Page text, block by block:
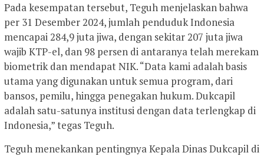
Pada kesempatan tersebut, Teguh menjelaskan bahwa
per 31 Desember 2024, jumlah penduduk Indonesia
mencapai 284,9 juta jiwa, dengan sekitar 207 juta jiwa
wajib KTP-el, dan 98 persen di antaranya telah merekam
biometrik dan mendapat NIK. “Data kami adalah basis
utama yang digunakan untuk semua program, dari
bansos, pemilu, hingga penegakan hukum. Dukcapil
adalah satu-satunya institusi dengan data terlengkap di
Indonesia,” tegas Teguh.
Teguh menekankan pentingnya Kepala Dinas Dukcapil di